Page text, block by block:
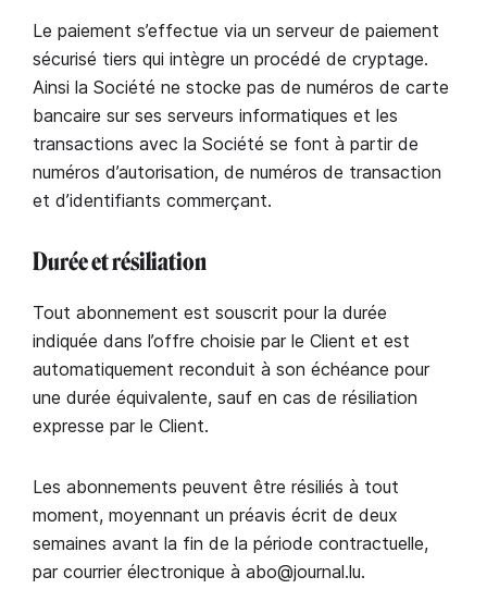
Le paiement s’effectue via un serveur de paiement
sécurisé tiers qui intègre un procédé de cryptage.
Ainsi la Société ne stocke pas de numéros de carte
bancaire sur ses serveurs informatiques et les
transactions avec la Société se font à partir de
numéros d’autorisation, de numéros de transaction
et d’identifiants commerçant.
Durée et résiliation
Tout abonnement est souscrit pour la durée
indiquée dans l’offre choisie par le Client et est
automatiquement reconduit à son échéance pour
une durée équivalente, sauf en cas de résiliation
expresse par le Client.
Les abonnements peuvent être résiliés à tout
moment, moyennant un préavis écrit de deux
semaines avant la fin de la période contractuelle,
par courrier électronique à abo@journal.lu.